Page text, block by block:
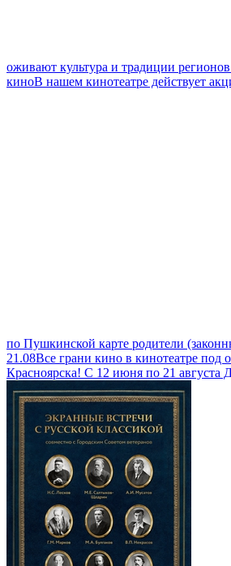
оживают культура и традиции
киноВ нашем кинотеатре действует
по Пушкинской карте родители
21.08Все грани кино в кинотеатре под
Красноярска! С 12 июня по 21 августа